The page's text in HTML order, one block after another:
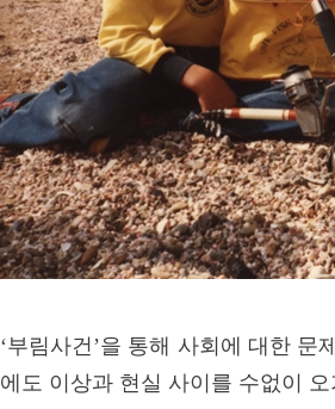
‘부림사건’을 통해 사회에 대한
에도 이상과 현실 사이를 수없이